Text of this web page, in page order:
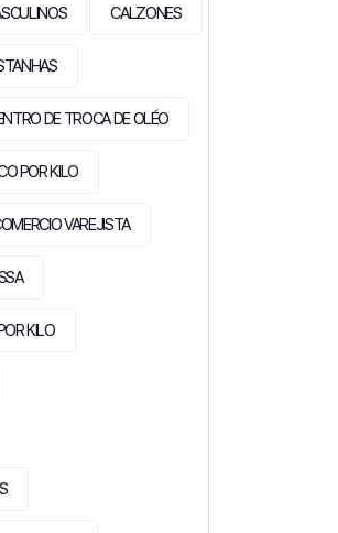
CALZONES
DE TROCA DE OLÉO
POR KILO
VAREJISTA
KILO